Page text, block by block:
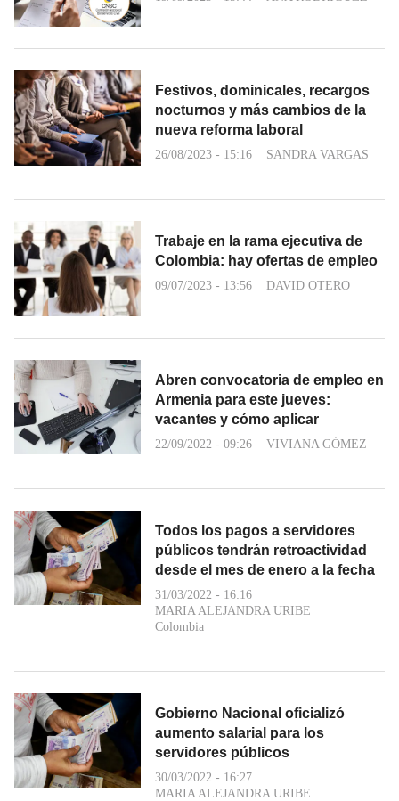
Festivos, dominicales, recargos
nocturnos y más cambios de la
nueva reforma laboral
26/08/2023 - 15:16 SANDRA VARGAS
Trabaje en la rama ejecutiva de
Colombia: hay ofertas de empleo
09/07/2023 - 13:56 DAVID OTERO
Abren convocatoria de empleo en
Armenia para este jueves:
vacantes y cómo aplicar
22/09/2022 - 09:26 VIVIANA GÓMEZ
Todos los pagos a servidores
públicos tendrán retroactividad
desde el mes de enero a la fecha
31/03/2022 - 16:16
MARIA ALEJANDRA URIBE
Colombia
Gobierno Nacional oficializó
aumento salarial para los
servidores públicos
30/03/2022 - 16:27
MARIA ALEJANDRA URIBE